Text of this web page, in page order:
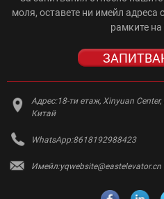
Monarch
моля, оставете ни имейл адреса
рамките на
Адрес:18-ти етаж, Xinyuan
Китай
WhatsApp:8618192988423
Имейл:yqwebsite@eastelevator.cn